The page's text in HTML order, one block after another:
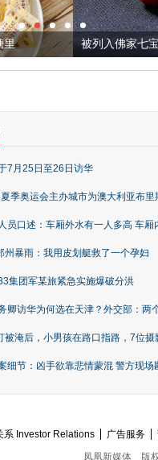
列入佛家七宝的它到底有多美
7月25日至26日访华
季奥运会主办城市为澳大利亚布里
员口述：车厢外水有一人多高 车厢
州暴雨：我用皮划艇救了一个孕妇
集团军某旅紧急实施爆破分洪
卿访华为何选在天津？外交部：两
被淹后，小男孩在路口指路，7位摄
细节：凶手欲靠悲情蒙混 警方现场
系 Investor Relations 广告服务
凤凰新媒体
版